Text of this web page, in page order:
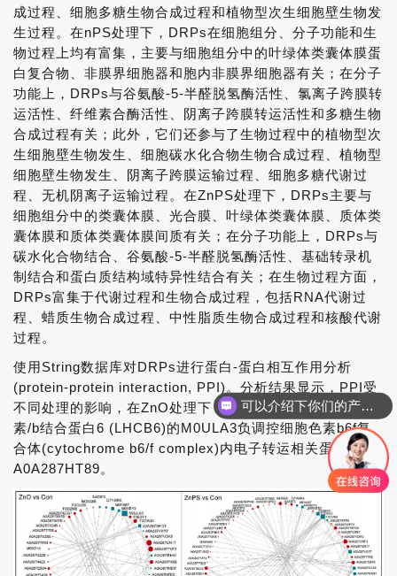
成过程、细胞多糖生物合成过程和植物型次生细胞壁生物发
生过程。在nPS处理下，DRPs在细胞组分、分子功能和生
物过程上均有富集，主要与细胞组分中的叶绿体类囊体膜蛋
白复合物、非膜界细胞器和胞内非膜界细胞器有关；在分子
功能上，DRPs与谷氨酸-5-半醛脱氢酶活性、氯离子跨膜转
运活性、纤维素合酶活性、阴离子跨膜转运活性和多糖生物
合成过程有关；此外，它们还参与了生物过程中的植物型次
生细胞壁生物发生、细胞碳水化合物生物合成过程、植物型
细胞壁生物发生、阴离子跨膜运输过程、细胞多糖代谢过
程、无机阴离子运输过程。在ZnPS处理下，DRPs主要与
细胞组分中的类囊体膜、光合膜、叶绿体类囊体膜、质体类
囊体膜和质体类囊体膜间质有关；在分子功能上，DRPs与
碳水化合物结合、谷氨酸-5-半醛脱氢酶活性、基础转录机
制结合和蛋白质结构域特异性结合有关；在生物过程方面，
DRPs富集于代谢过程和生物合成过程，包括RNA代谢过
程、蜡质生物合成过程、中性脂质生物合成过程和核酸代谢
过程。
使用String数据库对DRPs进行蛋白-蛋白相互作用分析
(protein-protein interaction, PPI)。分析结果显示，PPI受
不同处理的影响，在ZnO处理下，编码光采复合体II叶绿
素/b结合蛋白6 (LHCB6)的M0ULA3负调控细胞色素b6f复
合体(cytochrome b6/f complex)内电子转运相关蛋白
A0A287HT89。
可以介绍下你们的产品么